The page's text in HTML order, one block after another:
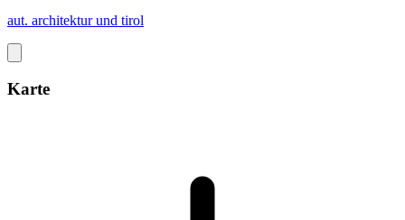
aut. architektur und tirol
Karte